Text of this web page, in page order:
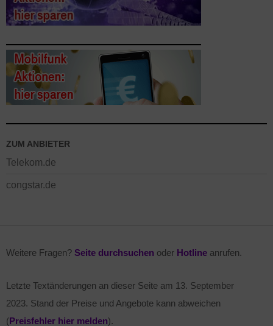
ZUM ANBIETER
Telekom.de
congstar.de
Weitere Fragen? Seite durchsuchen oder Hotline anrufen.
Letzte Textänderungen an dieser Seite am 13. September
2023. Stand der Preise und Angebote kann abweichen
(Preisfehler hier melden).